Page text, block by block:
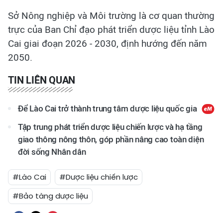
Sở Nông nghiệp và Môi trường là cơ quan thường
trực của Ban Chỉ đạo phát triển dược liệu tỉnh Lào
Cai giai đoạn 2026 - 2030, định hướng đến năm
2050.
TIN LIÊN QUAN
Để Lào Cai trở thành trung tâm dược liệu quốc gia
Tập trung phát triển dược liệu chiến lược và hạ tầng
giao thông nông thôn, góp phần nâng cao toàn diện
đời sống Nhân dân
#Lào Cai
#Dược liệu chiến lược
#Bảo tàng dược liệu